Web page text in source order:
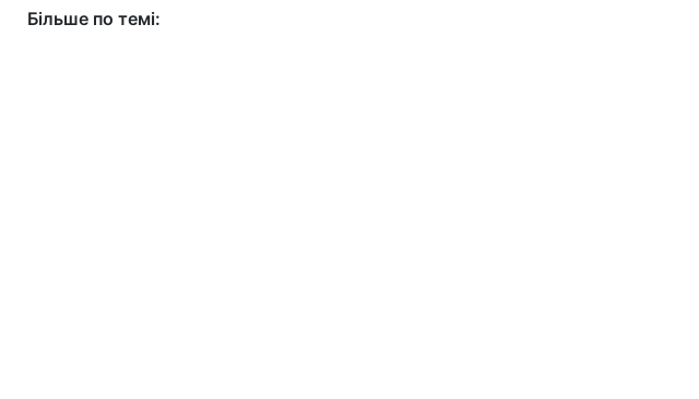
Більше по темі: